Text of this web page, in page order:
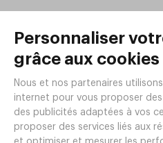
Cuillère de table OLYMPIA Inox
18/0 Épaisseur 25
Réf. EH83
1 , 26€ HT/pièce
15, 12 € HT/lot de 12
En stock